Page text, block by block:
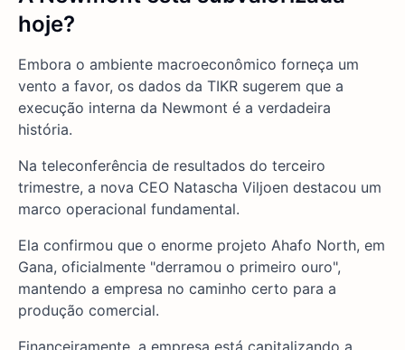
hoje?
Embora o ambiente macroeconômico forneça um
vento a favor, os dados da TIKR sugerem que a
execução interna da Newmont é a verdadeira
história.
Na teleconferência de resultados do terceiro
trimestre, a nova CEO Natascha Viljoen destacou um
marco operacional fundamental.
Ela confirmou que o enorme projeto Ahafo North, em
Gana, oficialmente "derramou o primeiro ouro",
mantendo a empresa no caminho certo para a
produção comercial.